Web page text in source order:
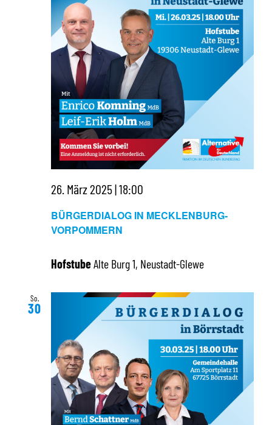
BÜRGERDIALOG IN MECKLENBURG-
VORPOMMERN
26. März 2025 | 18:00
HofstubeAlte Burg 1, Neustadt-Glewe
So.
30